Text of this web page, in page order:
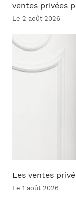
ventes privées
Le 2 août 2026
Les ventes
Le 1 août 2026